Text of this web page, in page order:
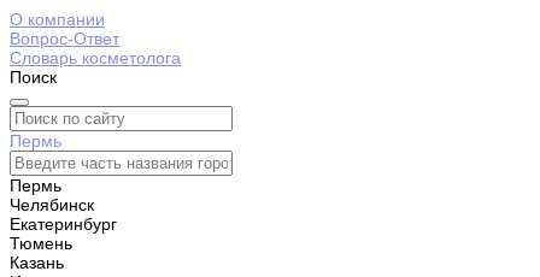
О компании
Вопрос-Ответ
Словарь косметолога
Поиск
Пермь
Пермь
Челябинск
Екатеринбург
Тюмень
Казань